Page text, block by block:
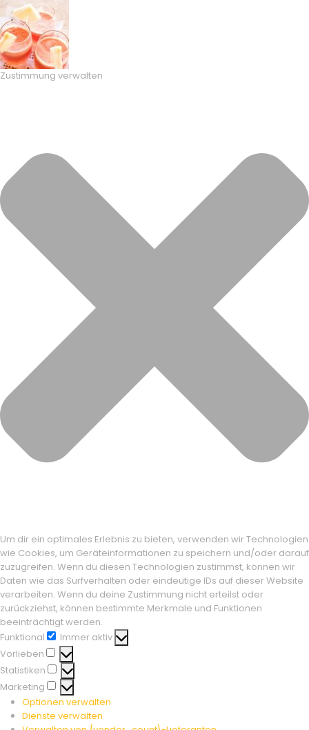
Zustimmung verwalten
Um dir ein optimales Erlebnis zu bieten, verwenden wir Technologien
wie Cookies, um Geräteinformationen zu speichern und/oder darauf
zuzugreifen. Wenn du diesen Technologien zustimmst, können wir
Daten wie das Surfverhalten oder eindeutige IDs auf dieser Website
verarbeiten. Wenn du deine Zustimmung nicht erteilst oder
zurückziehst, können bestimmte Merkmale und Funktionen
beeinträchtigt werden.
Funktional
Funktional
Immer aktiv
Vorlieben
Vorlieben
Statistiken
Statistiken
Marketing
Marketing
Optionen verwalten
Dienste verwalten